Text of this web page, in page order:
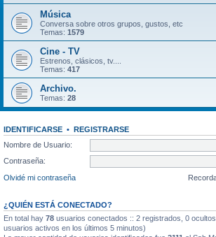
Música
Conversa sobre otros grupos, gustos, etc
Temas: 1579
Cine - TV
Estrenos, clásicos, tv....
Temas: 417
Archivo.
Temas: 28
IDENTIFICARSE • REGISTRARSE
Nombre de Usuario:
Contraseña:
Olvidé mi contraseña
¿QUIÉN ESTÁ CONECTADO?
En total hay 78 usuarios conectados :: 2 registrados, 0
usuarios activos en los últimos 5 minutos)